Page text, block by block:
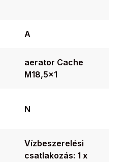
A
aerator Cache
M18,5x1
N
Vízbeszerelési
csatlakozás: 1 x